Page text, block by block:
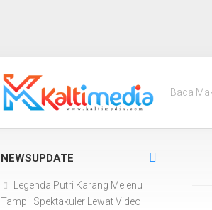
Baca
NEWSUPDATE
Legenda Putri Karang Melenu
Tampil Spektakuler Lewat Video